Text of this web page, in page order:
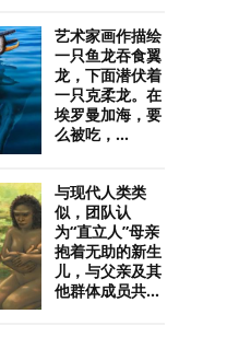
艺术家画作描绘
一只鱼龙吞食翼
龙，下面潜伏着
一只克柔龙。在
埃罗曼加海，要
么被吃，...
与现代人类类
似，团队认
为“直立人”母亲
抱着无助的新生
儿，与父亲及其
他群体成员共...